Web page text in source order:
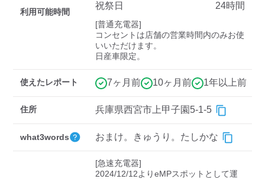
すべて 中速-20kW-以上
検索する
利用可能時間
祝祭日
24時間
[普通充電器]
コンセントは店舗の営業時間内のみお使
いいただけます。
日産車限定。
使えたレポート 7ヶ月前 10ヶ月前 1年以上前
住所 兵庫県西宮市上甲子園5-1-5
what3words おまけ。きゅうり。たしかな
[急速充電器]
2024/12/12よりeMPスポットとして運